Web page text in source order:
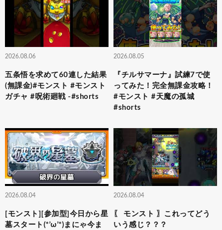
2026.08.06
五条悟を求めて60連した結果
(無課金)#モンスト #モンスト
ガチャ #呪術廻戦 -#shorts
2026.08.05
『チルサマーナ』試練7で使
ってみた！完全無課金攻略！
#モンスト #天魔の孤城
#shorts
2026.08.04
[モンスト][参加型]今日から星
墓スタート(*’ω’*)まにゃ今ま
2026.08.04
〖 モンスト 〗これってどう
いう感じ？？？